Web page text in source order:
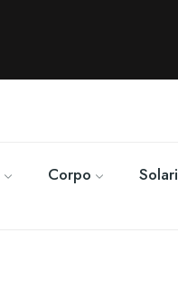
Corpo Solari